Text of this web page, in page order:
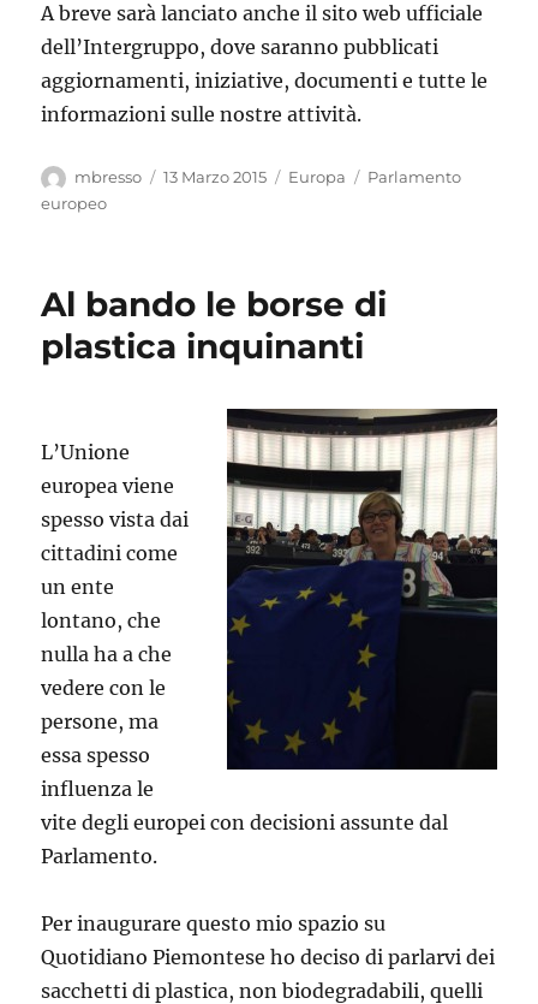
A breve sarà lanciato anche il sito web ufficiale
dell’Intergruppo, dove saranno pubblicati
aggiornamenti, iniziative, documenti e tutte le
informazioni sulle nostre attività.
Autore
mbresso
Pubblicato
13 Marzo 2015 Categorie
Europa Tag
Parlamento
europeo
Al bando le borse di
plastica inquinanti
L’Unione
europea viene
spesso vista dai
cittadini come
un ente
lontano, che
nulla ha a che
vedere con le
persone, ma
essa spesso
influenza le
vite degli europei con decisioni assunte dal
Parlamento.
Per inaugurare questo mio spazio su
Quotidiano Piemontese ho deciso di parlarvi dei
sacchetti di plastica, non biodegradabili, quelli